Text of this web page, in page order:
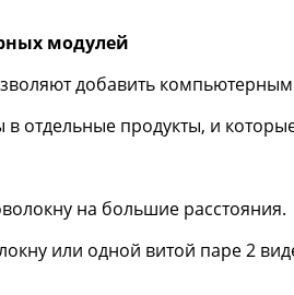
модулей
добавить
отдельные продукты, и
на большие расстояния.
или одной витой паре 2